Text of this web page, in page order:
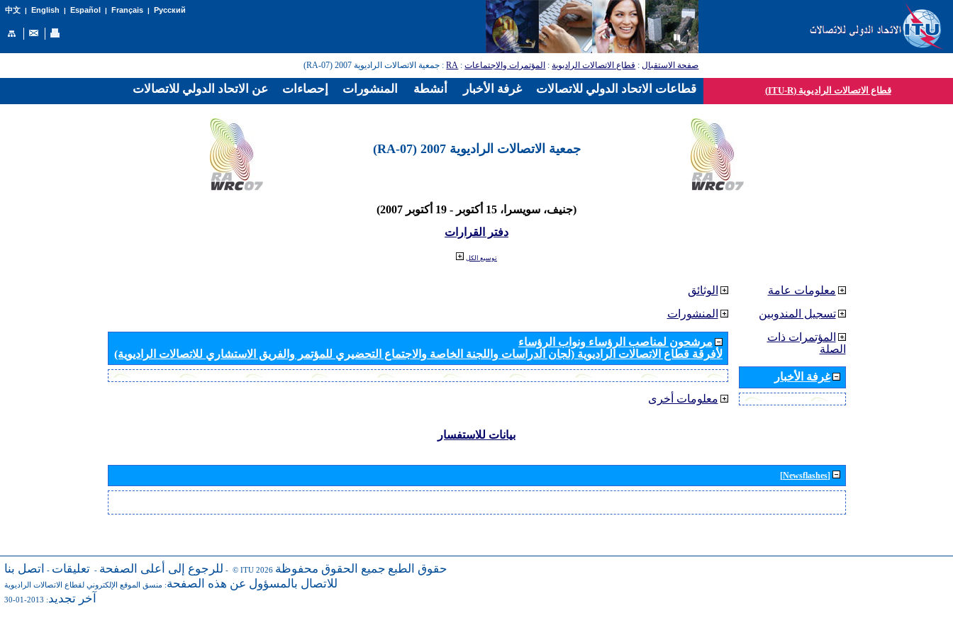
中文| English | Español | Français| Русский
صفحة الاستقبال: قطاع الاتصالات الراديوية: المؤتمرات والاجتماعات:
RA: جمعية الاتصالات الراديوية 2007 (RA-07)
قطاع الاتصالات الراديوية (ITU-R)
جمعية الاتصالات الراديوية 2007 (RA-07)
(جنيف، سويسرا، 15 أكتوبر - 19 أكتوبر 2007)
دفتر القرارات
توسيع الكل
الوثائق
المنشورات
مرشحون لمناصب الرؤساء ونواب الرؤساء
لأفرقة قطاع الاتصالات الراديوية (لجان الدراسات واللجنة الخاصة والاجتماع التحضيري للمؤتمر والفريق الاستشاري للاتصالات الراديوية)
معلومات أخرى
معلومات عامة
تسجيل المندوبين
المؤتمرات ذات
الصلة
غرفة الأخبار
بيانات للاستفسار
[Newsflashes]
للرجوع إلى أعلى الصفحة - تعليقات - اتصل بنا - © ITU 2026 حقوق الطبع جميع الحقوق محفوظة
للاتصال بالمسؤول عن هذه الصفحة: منسق الموقع الإلكتروني لقطاع الاتصالات الراديوية
آخر تجديد: 2013-01-30
عن الاتحاد الدولي للاتصالات إحصاءات المنشورات أنشطة غرفة الأخبار قطاعات الاتحاد الدولي للاتصالات